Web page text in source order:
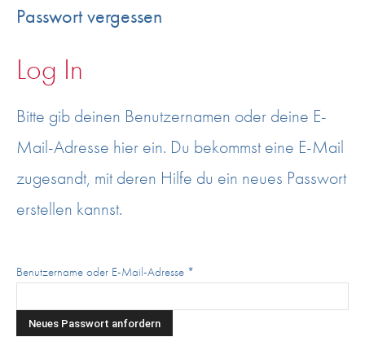
Passwort vergessen
Log In
Bitte gib deinen Benutzernamen oder deine E-
Mail-Adresse hier ein. Du bekommst eine E-Mail
zugesandt, mit deren Hilfe du ein neues Passwort
erstellen kannst.
Benutzername oder E-Mail-Adresse *